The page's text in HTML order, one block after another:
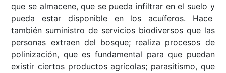
que se almacene, que se pueda infiltrar en el suelo y
pueda estar disponible en los acuíferos. Hace
también suministro de servicios biodiversos que las
personas extraen del bosque; realiza procesos de
polinización, que es fundamental para que puedan
existir ciertos productos agrícolas; parasitismo, que